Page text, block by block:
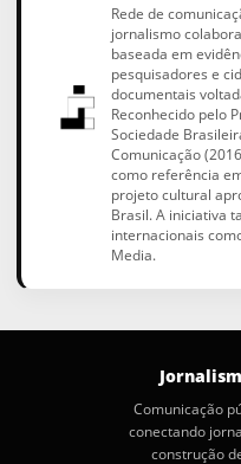
Rede de
jornalismo
baseada em
pesquisadores e
documentais
Reconhecido pelo
Sociedade
Comunicação
como referência
projeto cultural
Brasil. A iniciativa
internacionais
Media.
Comunicação
conectando
construção